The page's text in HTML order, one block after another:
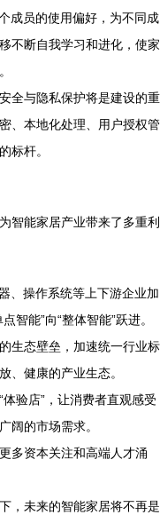
成员的使用偏好，为不同成
不断自我学习和进化，使家
全与隐私保护将是建设的重
、本地化处理、用户授权管
标杆。
智能家居产业带来了多重利
、操作系统等上下游企业加
智能”向“整体智能”跃进。
生态壁垒，加速统一行业标
、健康的产业生态。
验店”，让消费者直观感受
阔的市场需求。
多资本关注和高端人才涌
，未来的智能家居将不再是